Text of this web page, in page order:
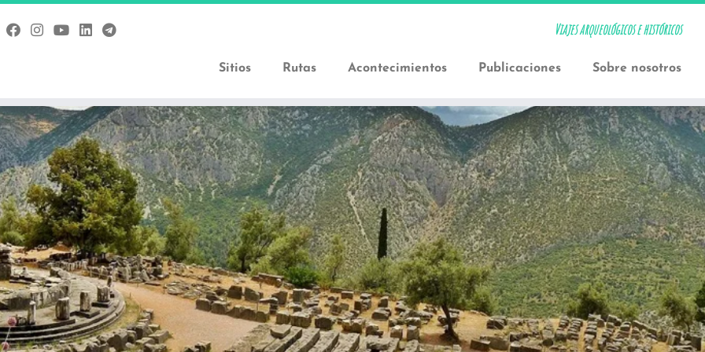
Viajes arqueológicos e históricos
Sitios Rutas Acontecimientos Publicaciones Sobre nosotros